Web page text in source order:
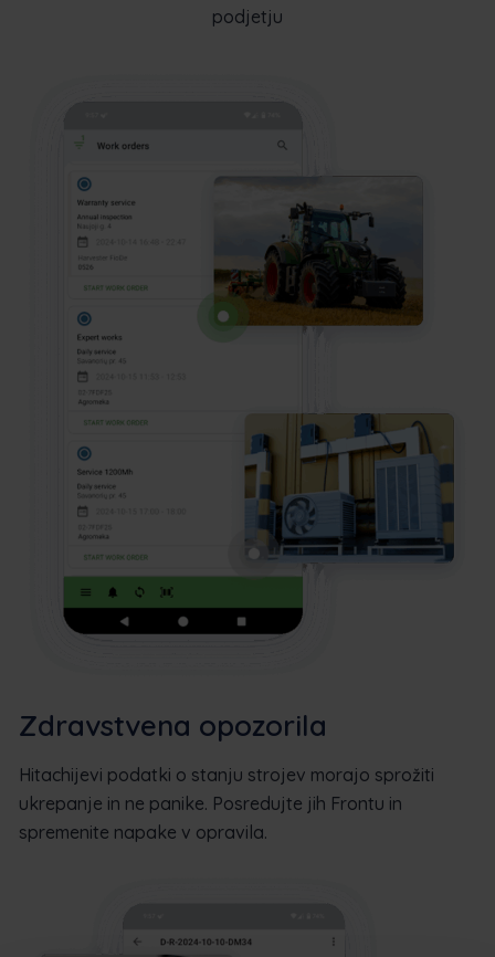
podjetju
Zdravstvena opozorila
Hitachijevi podatki o stanju strojev morajo sprožiti
ukrepanje in ne panike. Posredujte jih Frontu in
spremenite napake v opravila.